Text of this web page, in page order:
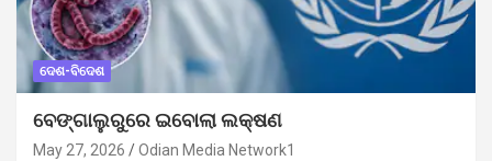
ଦେଶ-ବିଦେଶ
ବେଙ୍ଗାଲୁରୁରେ ଇବୋଲା ଲକ୍ଷଣ
May 27, 2026 Odian Media Network1